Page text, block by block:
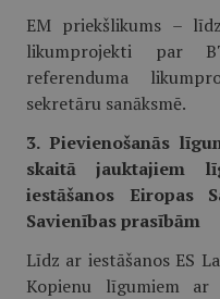
EM priekšlikums –
likumprojekti par
referenduma
sekretāru sanāksmē.
3. Pievienošanās
skaitā jauktajiem
iestāšanos Eiropas
Savienības prasībām
Līdz ar iestāšanos ES
Kopienu līgumiem